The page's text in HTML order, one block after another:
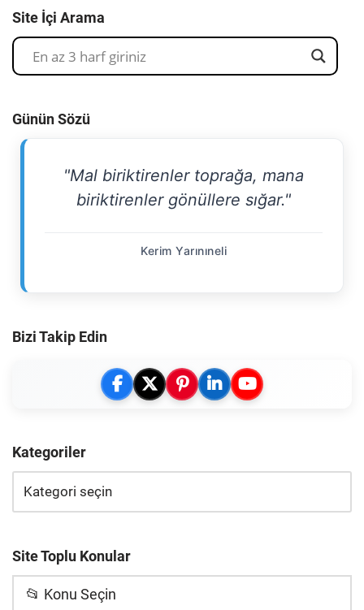
Site İçi Arama
Günün Sözü
"Mal biriktirenler toprağa, mana
biriktirenler gönüllere sığar."
Kerim Yarınıneli
Bizi Takip Edin
Kategoriler
Site Toplu Konular
📂 Konu Seçin